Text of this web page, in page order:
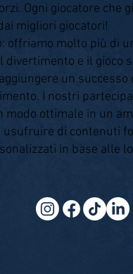
Ogni giocatore che
migliori giocatori!
offriamo molto più di
divertimento e il gioco
un
I nostri
modo ottimale in un
usufruire di contenuti
in base alle